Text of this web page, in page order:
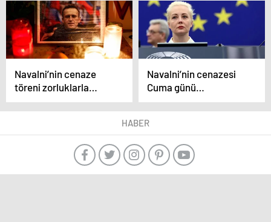
Cenazesi ülkesine
gönderildi!
devreye girdi
Navalni’nin cenaze
töreni zorluklarla
karşılaşıyor
Navalni’nin cenazesi
Cuma günü
Moskova’da yapılacak
HABER